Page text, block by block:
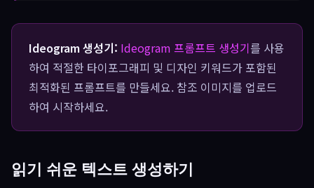
Ideogram 생성기: Ideogram 프롬프트 생성기를 사용
하여 적절한 타이포그래피 및 디자인 키워드가 포함된
최적화된 프롬프트를 만들세요. 참조 이미지를 업로드
하여 시작하세요.
읽기 쉬운 텍스트 생성하기